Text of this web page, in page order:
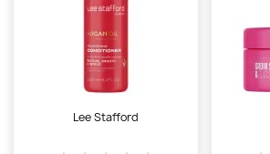
Lee Stafford